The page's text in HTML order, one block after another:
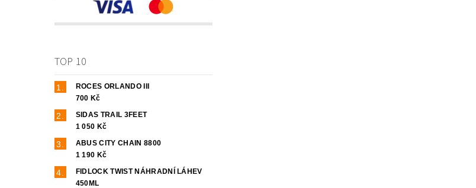
TOP 10
ROCES ORLANDO III
700 Kč
SIDAS TRAIL 3FEET
1 050 Kč
ABUS CITY CHAIN 8800
1 190 Kč
FIDLOCK TWIST NÁHRADNÍ LÁHEV
450ML